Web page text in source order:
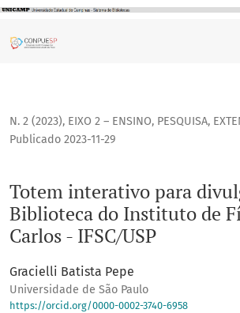
Totem interativo para divulgações na
N. 2 (2023), EIXO 2 – ENSINO, PESQUISA,
Totem interativo para
Biblioteca do Instituto de
Carlos - IFSC/USP
Publicado 2023-11-29
Gracielli Batista Pepe
Universidade de São Paulo
https://orcid.org/0000-0002-3740-6958